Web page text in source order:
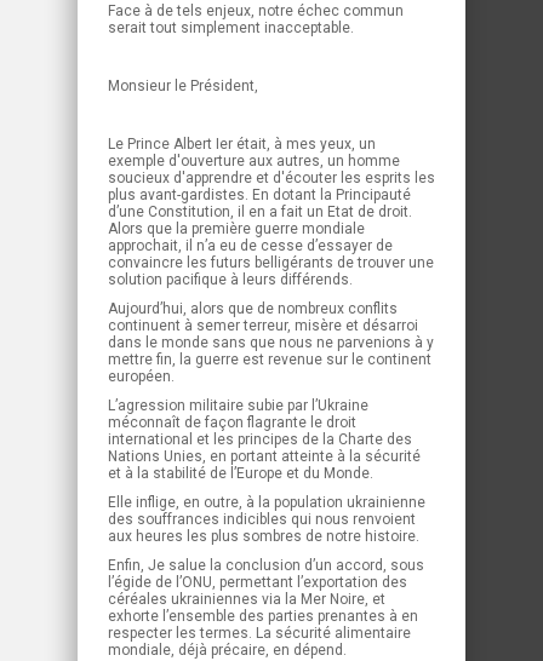
Face à de tels enjeux, notre échec commun
serait tout simplement inacceptable.
Monsieur le Président,
Le Prince Albert Ier était, à mes yeux, un
exemple d'ouverture aux autres, un homme
soucieux d'apprendre et d'écouter les esprits les
plus avant-gardistes. En dotant la Principauté
d’une Constitution, il en a fait un Etat de droit.
Alors que la première guerre mondiale
approchait, il n’a eu de cesse d’essayer de
convaincre les futurs belligérants de trouver une
solution pacifique à leurs différends.
Aujourd’hui, alors que de nombreux conflits
continuent à semer terreur, misère et désarroi
dans le monde sans que nous ne parvenions à y
mettre fin, la guerre est revenue sur le continent
européen.
L’agression militaire subie par l’Ukraine
méconnaît de façon flagrante le droit
international et les principes de la Charte des
Nations Unies, en portant atteinte à la sécurité
et à la stabilité de l’Europe et du Monde.
Elle inflige, en outre, à la population ukrainienne
des souffrances indicibles qui nous renvoient
aux heures les plus sombres de notre histoire.
Enfin, Je salue la conclusion d’un accord, sous
l’égide de l’ONU, permettant l’exportation des
céréales ukrainiennes via la Mer Noire, et
exhorte l’ensemble des parties prenantes à en
respecter les termes. La sécurité alimentaire
mondiale, déjà précaire, en dépend.